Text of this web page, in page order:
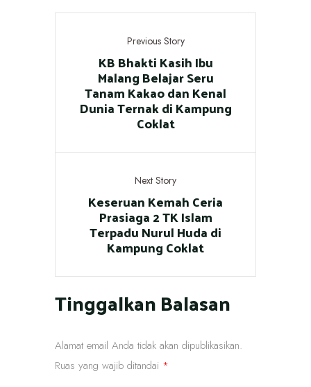
Previous Story
KB Bhakti Kasih Ibu
Malang Belajar Seru
Tanam Kakao dan Kenal
Dunia Ternak di Kampung
Coklat
Next Story
Keseruan Kemah Ceria
Prasiaga 2 TK Islam
Terpadu Nurul Huda di
Kampung Coklat
Tinggalkan Balasan
Alamat email Anda tidak akan dipublikasikan.
Ruas yang wajib ditandai *